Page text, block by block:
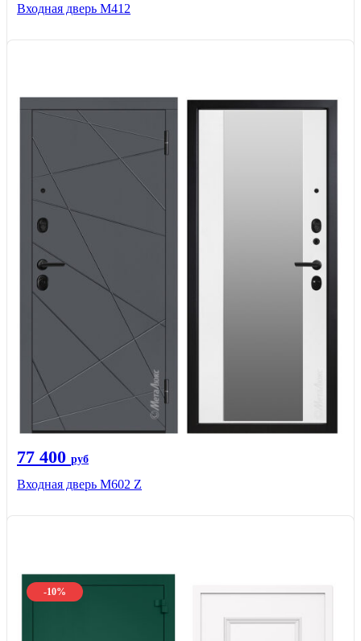
Входная дверь М412
77 400 руб
Входная дверь М602 Z
-10%